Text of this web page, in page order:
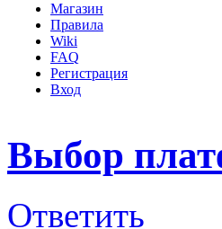
Магазин
Правила
Wiki
FAQ
Регистрация
Вход
Выбор
Ответить